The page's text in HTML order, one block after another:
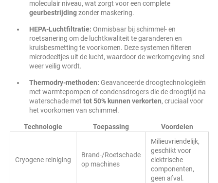
moleculair niveau, wat zorgt voor een complete
geurbestrijdingzonder maskering.
HEPA-Luchtfiltratie: Onmisbaar bij schimmel- en
roetsanering om de luchtkwaliteit te garanderen en
kruisbesmetting te voorkomen. Deze systemen filteren
microdeeltjes uit de lucht, waardoor de werkomgeving snel
weer veilig wordt.
Thermodry-methoden: Geavanceerde droogtechnologieën
met warmtepompen of condensdrogers die de droogtijd na
waterschade met tot 50% kunnen verkorten, cruciaal voor
het voorkomen van schimmel.
Technologie Toepassing Voordelen
Cryogene reiniging
Brand-/Roetschade
op machines
Milieuvriendelijk,
geschikt voor
elektrische
componenten,
geen afval.